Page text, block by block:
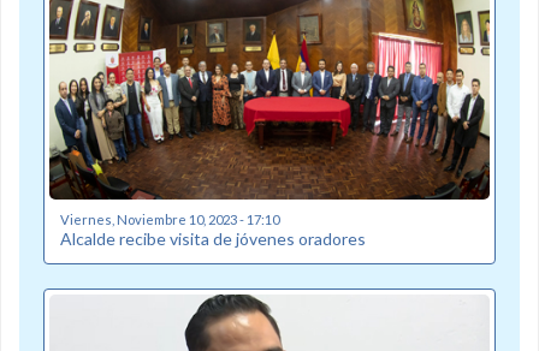
Viernes, Noviembre 10, 2023 - 17:10
Alcalde recibe visita de jóvenes oradores